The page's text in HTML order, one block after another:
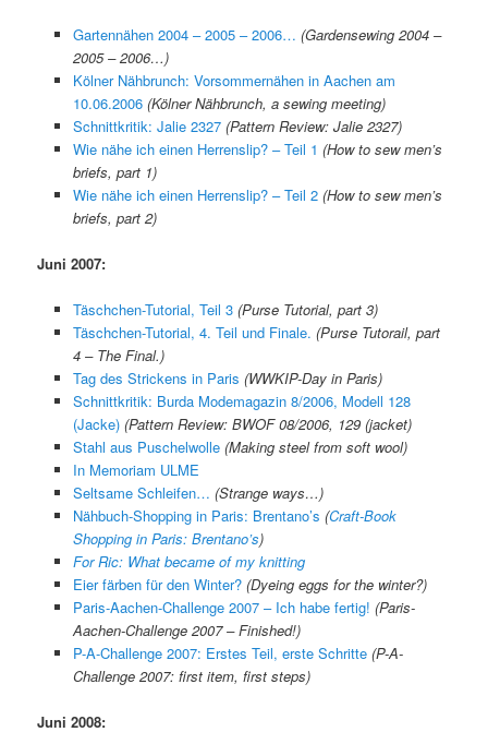
Gartennähen 2004 – 2005 – 2006… (Gardensewing 2004 –
2005 – 2006…)
Kölner Nähbrunch: Vorsommernähen in Aachen am
10.06.2006 (Kölner Nähbrunch, a sewing meeting)
Schnittkritik: Jalie 2327 (Pattern Review: Jalie 2327)
Wie nähe ich einen Herrenslip? – Teil 1 (How to sew men’s
briefs, part 1)
Wie nähe ich einen Herrenslip? – Teil 2 (How to sew men’s
briefs, part 2)
Juni 2007:
Täschchen-Tutorial, Teil 3 (Purse Tutorial, part 3)
Täschchen-Tutorial, 4. Teil und Finale. (Purse Tutorail, part
4 – The Final.)
Tag des Strickens in Paris (WWKIP-Day in Paris)
Schnittkritik: Burda Modemagazin 8/2006, Modell 128
(Jacke) (Pattern Review: BWOF 08/2006, 129 (jacket)
Stahl aus Puschelwolle (Making steel from soft wool)
In Memoriam ULME
Seltsame Schleifen… (Strange ways…)
Nähbuch-Shopping in Paris: Brentano’s (Craft-Book
Shopping in Paris: Brentano’s)
For Ric: What became of my knitting
Eier färben für den Winter? (Dyeing eggs for the winter?)
Paris-Aachen-Challenge 2007 – Ich habe fertig! (Paris-
Aachen-Challenge 2007 – Finished!)
P-A-Challenge 2007: Erstes Teil, erste Schritte (P-A-
Challenge 2007: first item, first steps)
Juni 2008: